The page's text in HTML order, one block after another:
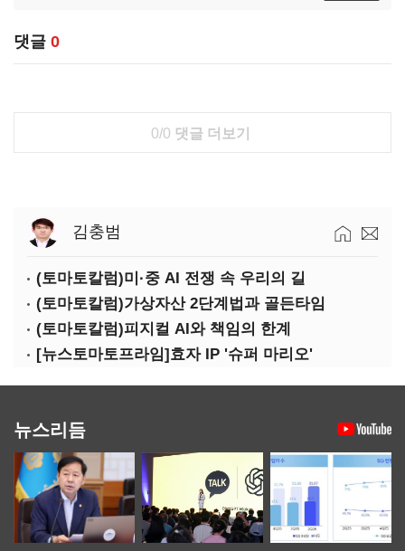
댓글 0
0/0 댓글 더보기
김충범
(토마토칼럼)미·중 AI 전쟁 속 우리의 길
(토마토칼럼)가상자산 2단계법과 골든타임
(토마토칼럼)피지컬 AI와 책임의 한계
[뉴스토마토프라임]효자 IP '슈퍼 마리오'
뉴스리듬